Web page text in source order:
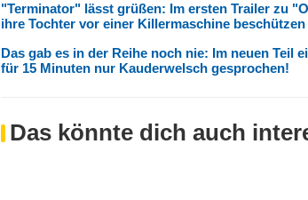
"Terminator" lässt grüßen: Im ersten Trailer zu
ihre Tochter vor einer Killermaschine beschützen
Das gab es in der Reihe noch nie: Im neuen Teil
für 15 Minuten nur Kauderwelsch gesprochen!
Das könnte dich auch